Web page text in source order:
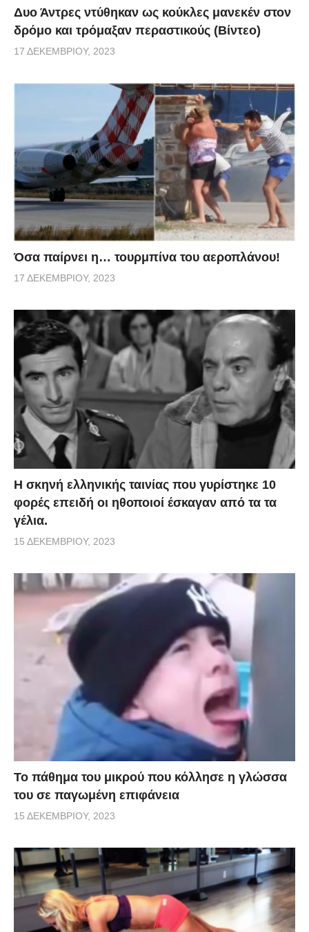
Δυο Άντρες ντύθηκαν ως κούκλες μανεκέν στον
δρόμο και τρόμαξαν περαστικούς (Βίντεο)
17 ΔΕΚΕΜΒΡΊΟΥ, 2023
Όσα παίρνει η… τουρμπίνα του αεροπλάνου!
17 ΔΕΚΕΜΒΡΊΟΥ, 2023
H σκηνή ελληνικής ταινίας που γυρίστηκε 10
φορές επειδή οι ηθοποιοί έσκαγαν από τα τα
γέλια.
15 ΔΕΚΕΜΒΡΊΟΥ, 2023
Το πάθημα του μικρού που κόλλησε η γλώσσα
του σε παγωμένη επιφάνεια
15 ΔΕΚΕΜΒΡΊΟΥ, 2023